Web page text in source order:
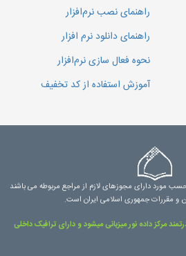
راهنمای نصب نرم‌افزار
راهنمای دانلود نرم افزار
نحوه فعال سازی نرم‌افزار
آموزش استفاده از کد تخفیف
مورد دارای مجوزهای لازم از مراجع مربوطه می باشند
و مقررات جمهوری اسلامی ایران است.
مرکز داده نور میزبانی میشود و دارای ترافیک داخلی